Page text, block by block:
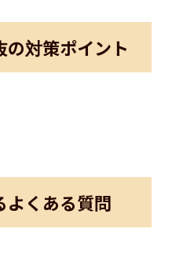
対策ポイント
よくある質問